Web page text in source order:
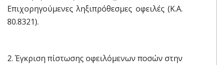
Επιχορηγούμενες ληξιπρόθεσμες οφειλές (Κ.Α.
80.8321).
2. Έγκριση πίστωσης οφειλόμενων ποσών στην